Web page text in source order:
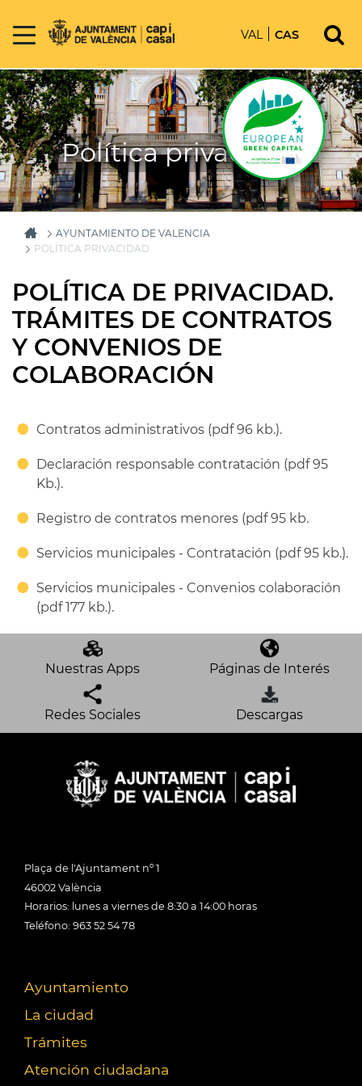
VAL CAS
Política privacidad
AYUNTAMIENTO DE VALENCIA
POLÍTICA PRIVACIDAD
POLÍTICA DE PRIVACIDAD.
TRÁMITES DE CONTRATOS
Y CONVENIOS DE
COLABORACIÓN
Contratos administrativos (pdf 96 kb.).
Declaración responsable contratación (pdf 95
Kb.).
Registro de contratos menores (pdf 95 kb.
Servicios municipales - Contratación (pdf 95 kb.).
Servicios municipales - Convenios colaboración
(pdf 177 kb.).
Nuestras Apps Páginas de Interés
Redes Sociales Descargas
Plaça de l'Ajuntament nº 1
46002 València
Horarios: lunes a viernes de 8:30 a 14:00 horas
Teléfono: 963 52 54 78
Ayuntamiento
La ciudad
Trámites
Atención ciudadana